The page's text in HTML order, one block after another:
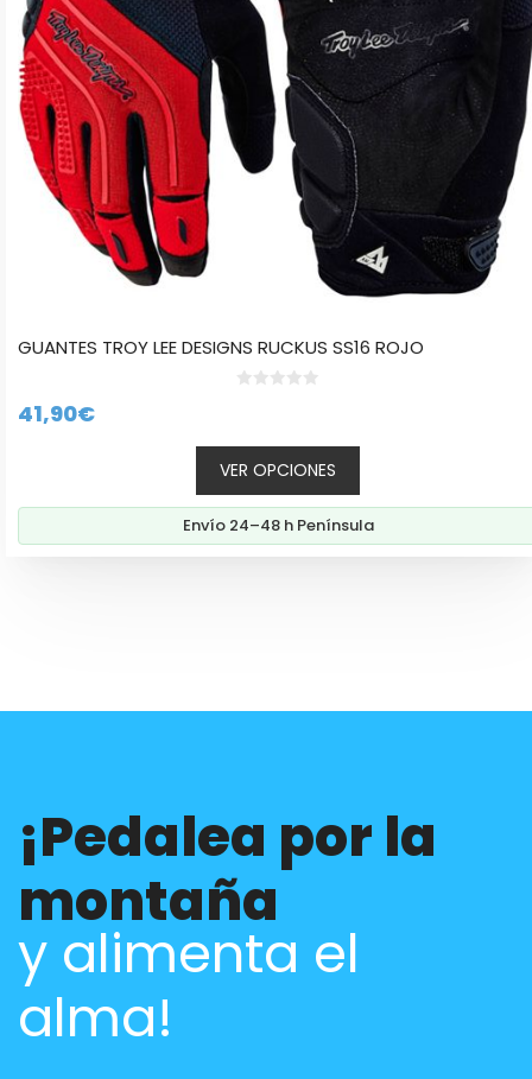
GUANTES TROY LEE DESIGNS RUCKUS SS16 ROJO
5
41,90€
VER OPCIONES
pueden
elegir
en
la
página
de
producto
Envío 24–48 h Península
¡Pedalea por la
montaña
y alimenta el
alma!